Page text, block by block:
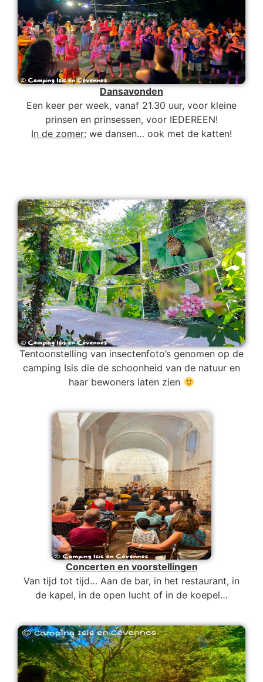
Dansavonden
Een keer per week, vanaf 21.30 uur, voor kleine
prinsen en prinsessen, voor IEDEREEN!
In de zomer: we dansen… ook met de katten!
Tentoonstelling van insectenfoto’s genomen op de
camping Isis die de schoonheid van de natuur en
haar bewoners laten zien
Concerten en voorstellingen
Van tijd tot tijd… Aan de bar, in het restaurant, in
de kapel, in de open lucht of in de koepel…